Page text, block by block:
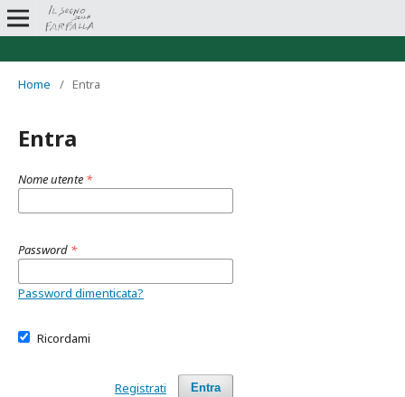
Home / Entra
Entra
Nome utente *
Password *
Password dimenticata?
Ricordami
Entra
Registrati